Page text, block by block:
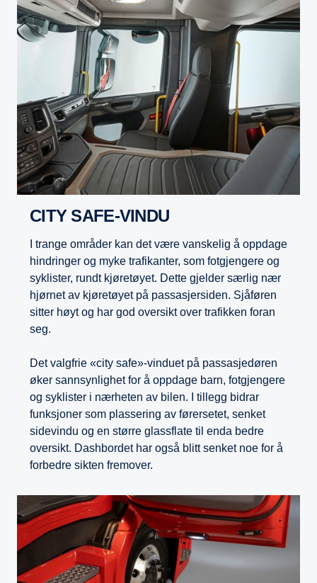
CITY SAFE-VINDU
I trange områder kan det være vanskelig å oppdage
hindringer og myke trafikanter, som fotgjengere og
syklister, rundt kjøretøyet. Dette gjelder særlig nær
hjørnet av kjøretøyet på passasjersiden. Sjåføren
sitter høyt og har god oversikt over trafikken foran
seg.
Det valgfrie «city safe»-vinduet på passasjedøren
øker sannsynlighet for å oppdage barn, fotgjengere
og syklister i nærheten av bilen. I tillegg bidrar
funksjoner som plassering av førersetet, senket
sidevindu og en større glassflate til enda bedre
oversikt. Dashbordet har også blitt senket noe for å
forbedre sikten fremover.